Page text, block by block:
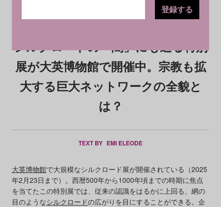
2024.11.07
シルクロードの「闇」にも迫る特別
展が大英博物館で開催中。宗教も拡
大する巨大ネットワークの全貌と
は？
TEXT BY EMI ELEODE
大英博物館で大規模なシルクロード展が開催されている（2025
年2月23日まで）。西暦500年から1000年頃までの時期に焦点
を当てたこの特別展では、従来の認識をはるかに上回る、網の
目のようなシルクロードの広がりを目にすることができる。企
登録する